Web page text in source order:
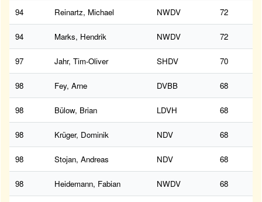
94 Reinartz, Michael NWDV 72
94 Marks, Hendrik NWDV 72
97 Jahr, Tim-Oliver SHDV 70
98 Fey, Arne DVBB 68
98 Bülow, Brian LDVH 68
98 Krüger, Dominik NDV 68
98 Stojan, Andreas NDV 68
98 Heidemann, Fabian NWDV 68